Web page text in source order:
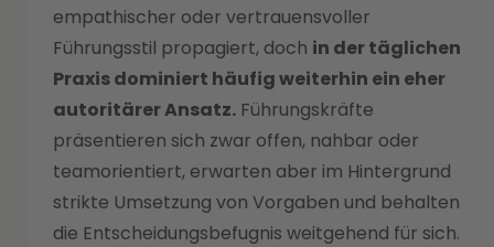
empathischer oder vertrauensvoller
Führungsstil propagiert, doch in der täglichen
Praxis dominiert häufig weiterhin ein eher
autoritärer Ansatz. Führungskräfte
präsentieren sich zwar offen, nahbar oder
teamorientiert, erwarten aber im Hintergrund
strikte Umsetzung von Vorgaben und behalten
die Entscheidungsbefugnis weitgehend für sich.